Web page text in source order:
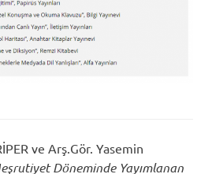
ve Arş.Gör. Yasemin
Döneminde Yayımlanan